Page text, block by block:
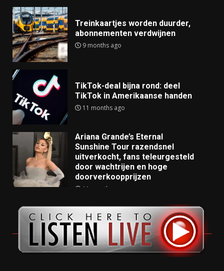
Treinkaartjes worden duurder,
abonnementen verdwijnen
9 months ago
TikTok-deal bijna rond: deel
TikTok in Amerikaanse handen
11 months ago
Ariana Grande’s Eternal
Sunshine Tour razendsnel
uitverkocht, fans teleurgesteld
door wachtrijen en hoge
doorverkoopprijzen
11 months ago